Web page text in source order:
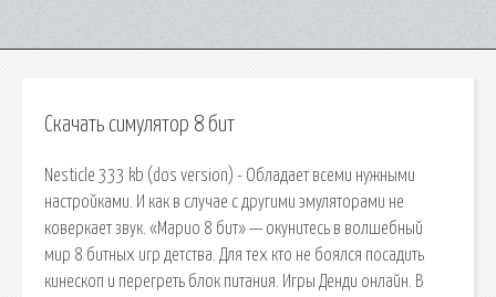
Скачать симулятор 8 бит
Nesticle 333 kb (dos version) - Обладает всеми нужными
настройками. И как в случае с другими эмуляторами не
коверкает звук. «Марио 8 бит» — окунитесь в волшебный
мир 8 битных игр детства. Для тех кто не боялся посадить
кинескоп и перегреть блок питания. Игры Денди онлайн. В